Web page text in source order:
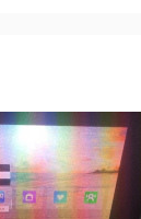
钉款 刷机固件
下载,坚果O1S固